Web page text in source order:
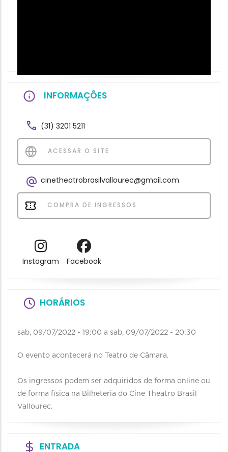
INFORMAÇÕES
(31) 3201 5211
ACESSAR O SITE
cinetheatrobrasilvallourec@gmail.com
COMPRA DE INGRESSOS
Instagram Facebook
HORÁRIOS
sab, 09/07/2022 - 19:00 a sab, 09/07/2022 - 20:30
O evento acontecerá no Teatro de Câmara.
Os ingressos podem ser adquiridos de forma online ou
de forma física na Bilheteria do Cine Theatro Brasil
Vallourec.
ENTRADA